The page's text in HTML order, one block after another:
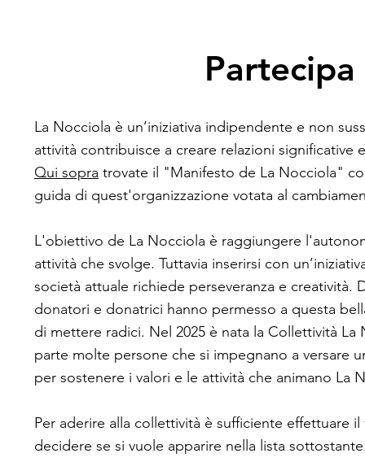
La Nocciola è un’iniziativa indipendente e non
attività contribuisce a creare relazioni significative
Qui sopra trovate il "Manifesto de La Nocciola"
guida di quest'organizzazione votata al
L'obiettivo de La Nocciola è raggiungere
attività che svolge. Tuttavia inserirsi con
società attuale richiede perseveranza e creatività.
donatori e donatrici hanno permesso a questa
di mettere radici. Nel 2025 è nata la Collettività La
parte molte persone che si impegnano a versare
per sostenere i valori e le attività che animano La
Per aderire alla collettività è sufficiente effettuare
decidere se si vuole apparire nella lista